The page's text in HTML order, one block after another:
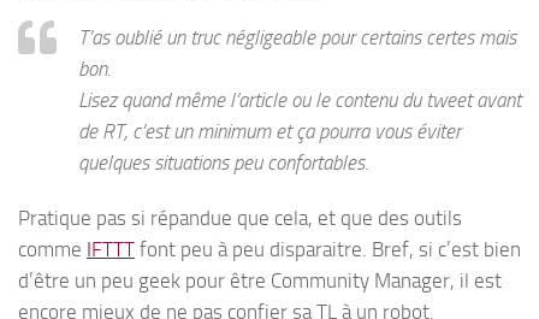
T’as oublié un truc négligeable pour certains certes mais
bon.
Lisez quand même l’article ou le contenu du tweet avant
de RT, c’est un minimum et ça pourra vous éviter
quelques situations peu confortables.
Pratique pas si répandue que cela, et que des outils
comme IFTTT font peu à peu disparaitre. Bref, si c’est bien
d’être un peu geek pour être Community Manager, il est
encore mieux de ne pas confier sa TL à un robot.